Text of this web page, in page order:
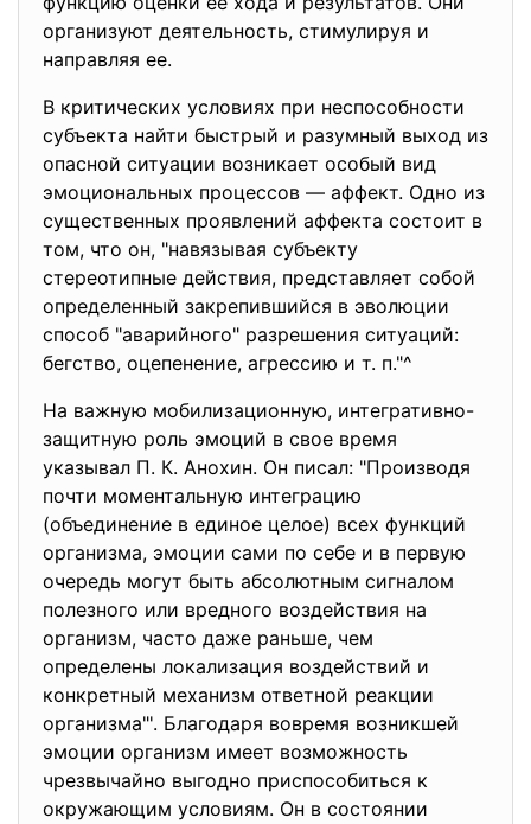
организуют деятельность, стимулируя и
направляя ее.
В критических условиях при неспособности
субъекта найти быстрый и разумный выход из
опасной ситуации возникает особый вид
эмоциональных процессов — аффект. Одно из
существенных проявлений аффекта состоит в
том, что он, "навязывая субъекту
стереотипные действия, представляет собой
определенный закрепившийся в эволюции
способ "аварийного" разрешения ситуаций:
бегство, оцепенение, агрессию и т. п."^
На важную мобилизационную, интегративно-
защитную роль эмоций в свое время
указывал П. К. Анохин. Он писал: "Производя
почти моментальную интеграцию
(объединение в единое целое) всех функций
организма, эмоции сами по себе и в первую
очередь могут быть абсолютным сигналом
полезного или вредного воздействия на
организм, часто даже раньше, чем
определены локализация воздействий и
конкретный механизм ответной реакции
организма"'. Благодаря вовремя возникшей
эмоции организм имеет возможность
чрезвычайно выгодно приспособиться к
окружающим условиям. Он в состоянии